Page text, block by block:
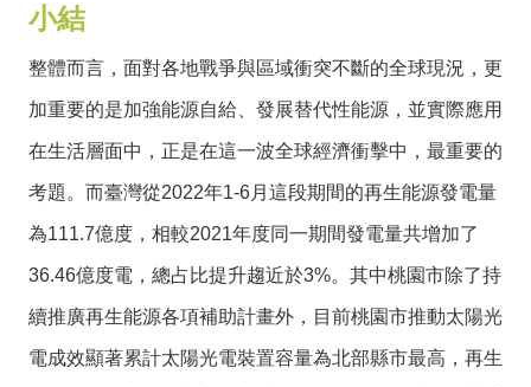
小結
整體而言，面對各地戰爭與區域衝突不斷的全球現況，更
加重要的是加強能源自給、發展替代性能源，並實際應用
在生活層面中，正是在這一波全球經濟衝擊中，最重要的
考題。而臺灣從2022年1-6月這段期間的再生能源發電量
為111.7億度，相較2021年度同一期間發電量共增加了
36.46億度電，總占比提升趨近於3%。其中桃園市除了持
續推廣再生能源各項補助計畫外，目前桃園市推動太陽光
電成效顯著累計太陽光電裝置容量為北部縣市最高，再生